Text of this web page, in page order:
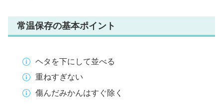
常温保存の基本ポイント
ヘタを下にして並べる
重ねすぎない
傷んだみかんはすぐ除く